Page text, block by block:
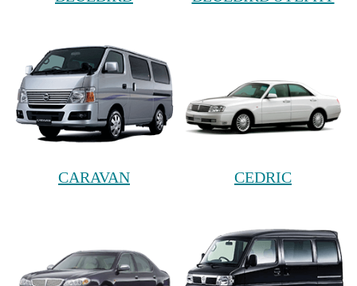
CARAVAN CEDRIC